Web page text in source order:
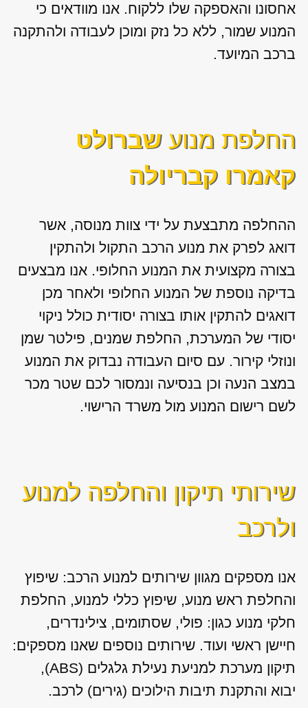
אחסונו והאספקה שלו ללקוח. אנו מוודאים כי
המנוע שמור, ללא כל נזק ומוכן לעבודה ולהתקנה
ברכב המיועד.
החלפת מנוע שברולט
קאמרו קבריולה
ההחלפה מתבצעת על ידי צוות מנוסה, אשר
דואג לפרק את מנוע הרכב התקול ולהתקין
בצורה מקצועית את המנוע החלופי. אנו מבצעים
בדיקה נוספת של המנוע החלופי ולאחר מכן
דואגים להתקין אותו בצורה יסודית כולל ניקוי
יסודי של המערכת, החלפת שמנים, פילטר שמן
ונוזלי קירור. עם סיום העבודה נבדוק את המנוע
במצב הנעה וכן בנסיעה ונמסור לכם שטר מכר
לשם רישום המנוע מול משרד הרישוי.
שירותי תיקון והחלפה למנוע
ולרכב
אנו מספקים מגוון שירותים למנוע הרכב: שיפוץ
והחלפת ראש מנוע, שיפוץ כללי למנוע, החלפת
חלקי מנוע כגון: פולי, שסתומים, צילינדרים,
חיישן ראשי ועוד. שירותים נוספים שאנו מספקים:
תיקון מערכת למניעת נעילת גלגלים (ABS),
יבוא והתקנת תיבות הילוכים (גירים) לרכב.